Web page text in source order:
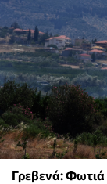
Γρεβενά: Φωτιά